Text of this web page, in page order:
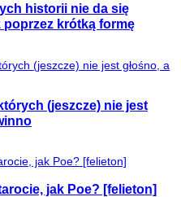
historii nie da się
krótką formę
(jeszcze) nie jest
jak Poe? [felieton]